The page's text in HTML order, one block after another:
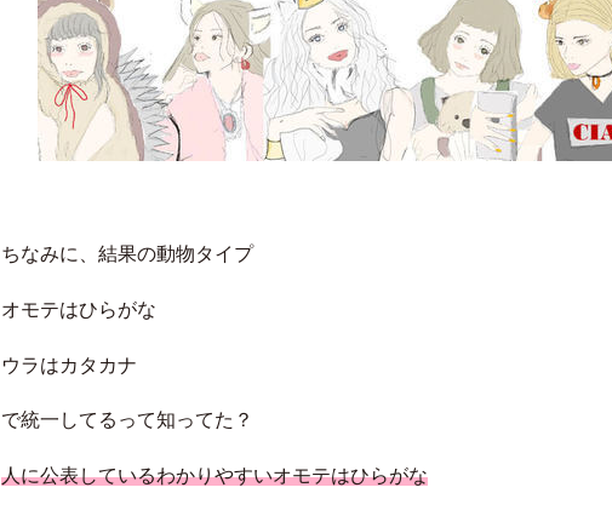
ちなみに、結果の動物タイプ
オモテはひらがな
ウラはカタカナ
で統一してるって知ってた？
人に公表しているわかりやすいオモテはひらがな